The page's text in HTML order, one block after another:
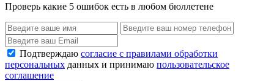
Проверь какие 5 ошибок есть в любом бюллетене
Подтверждаю согласие с правилами обработки
персональных данных и принимаю пользовательское
соглашение